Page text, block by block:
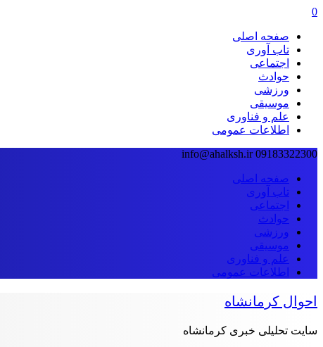
0
صفحه اصلی
تاب آوری
اجتماعی
حوادث
ورزشی
موسیقی
علم و فناوری
اطلاعات عمومی
09183322300
info@ahalksh.ir
صفحه اصلی
تاب آوری
اجتماعی
حوادث
ورزشی
موسیقی
علم و فناوری
اطلاعات عمومی
احوال کرمانشاه
سایت تحلیلی خبری کرمانشاه